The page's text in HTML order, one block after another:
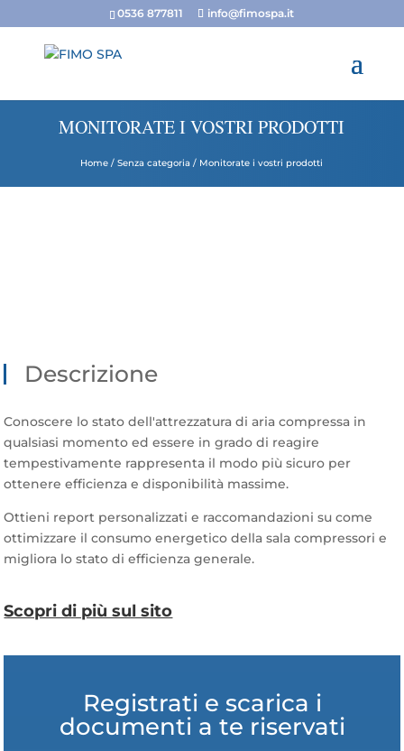
0536 877811 info@fimospa.it
MONITORATE I VOSTRI PRODOTTI
Home /Senza categoria / Monitorate i vostri prodotti
Descrizione
Conoscere lo stato dell'attrezzatura di aria compressa in
qualsiasi momento ed essere in grado di reagire
tempestivamente rappresenta il modo più sicuro per
ottenere efficienza e disponibilità massime.
Ottieni report personalizzati e raccomandazioni su come
ottimizzare il consumo energetico della sala compressori e
migliora lo stato di efficienza generale.
Scopri di più sul sito
Registrati e scarica i
documenti a te riservati